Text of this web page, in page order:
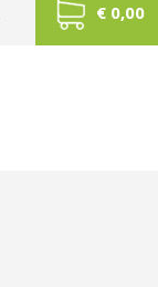
€ 0,00